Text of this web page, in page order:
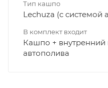
Тип кашпо
Lechuza (с системой
В комплект входит
Кашпо + внутренний
автополива